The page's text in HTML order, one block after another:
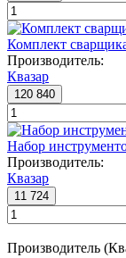
Комплект
Производитель:
Квазар
120 840
Набор
Производитель:
Квазар
11 724
Производитель